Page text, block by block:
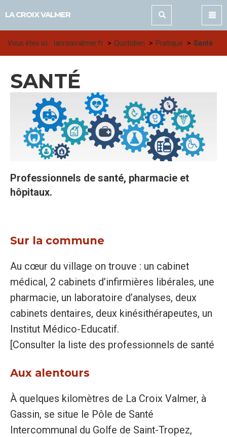
LA CROIX VALMER
Vous êtes ici : lacroixvalmer.fr Quotidien Pratique Santé
SANTÉ
Professionnels de santé, pharmacie et
hôpitaux.
Sur la commune
Au cœur du village on trouve : un cabinet
médical, 2 cabinets d’infirmières libérales, une
pharmacie, un laboratoire d’analyses, deux
cabinets dentaires, deux kinésithérapeutes, un
Institut Médico-Educatif.
[Consulter la liste des professionnels de santé
Aux alentours
À quelques kilomètres de La Croix Valmer, à
Gassin, se situe le Pôle de Santé
Intercommunal du Golfe de Saint-Tropez,